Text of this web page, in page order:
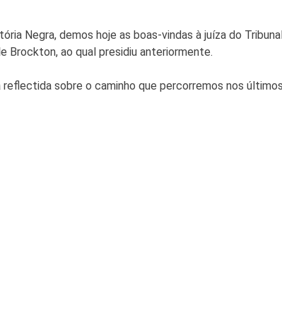
Negra, demos hoje as boas-vindas à juíza do
Brockton, ao qual presidiu anteriormente.
sobre o caminho que percorremos nos